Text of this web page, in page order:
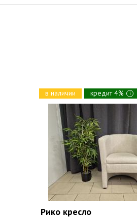
в наличии кредит 4% i
Рико кресло